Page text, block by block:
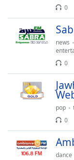
Audio
Track
Picture
Fullscreen
modal
window.
0
news
0
pop
0
dance